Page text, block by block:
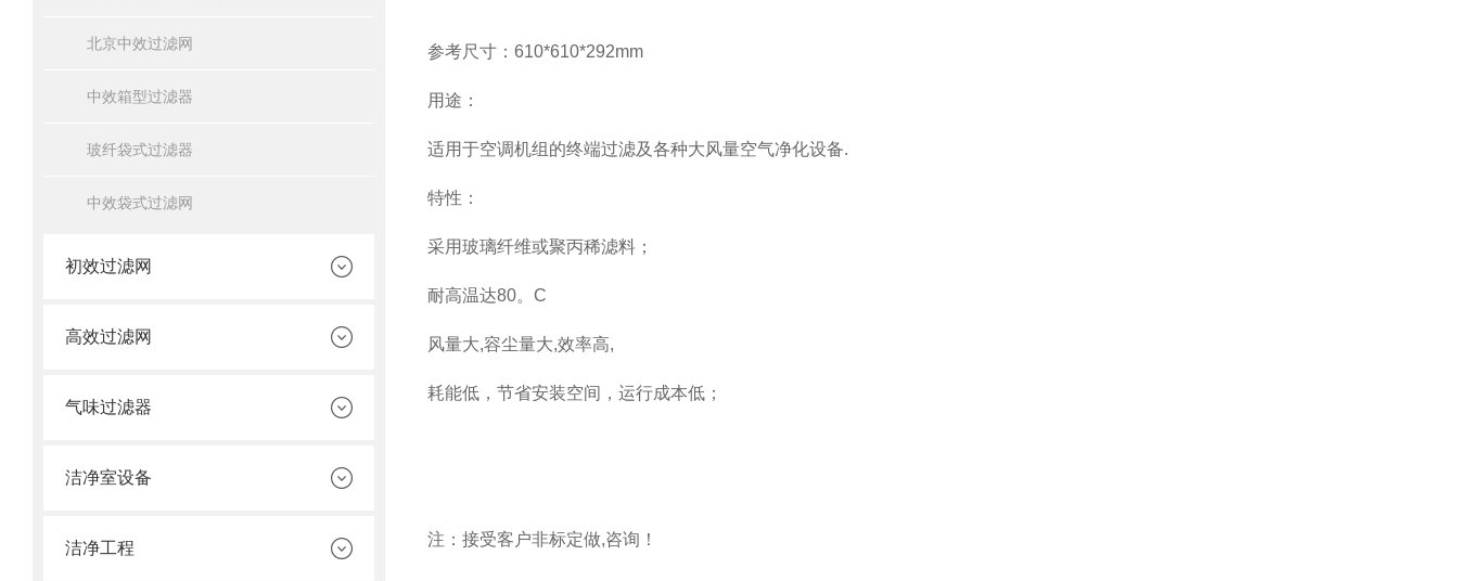
北京中效过滤网
中效箱型过滤器
玻纤袋式过滤器
中效袋式过滤网
初效过滤网
高效过滤网
气味过滤器
洁净室设备
洁净工程
参考尺寸：610*610*292mm
用途：
适用于空调机组的终端过滤及各种大风量空气净化设备.
特性：
采用玻璃纤维或聚丙稀滤料；
耐高温达80。C
风量大,容尘量大,效率高,
耗能低，节省安装空间，运行成本低；
注：接受客户非标定做,咨询！